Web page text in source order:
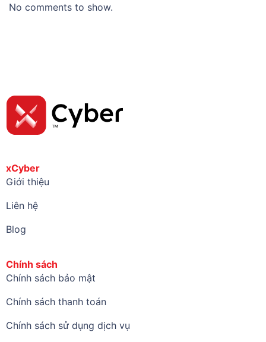
No comments to show.
xCyber
Giới thiệu
Liên hệ
Blog
Chính sách
Chính sách bảo mật
Chính sách thanh toán
Chính sách sử dụng dịch vụ